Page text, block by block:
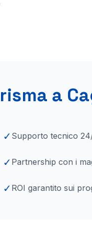
a
✓ Supporto tecnico
✓ Partnership con i
✓ ROI garantito sui